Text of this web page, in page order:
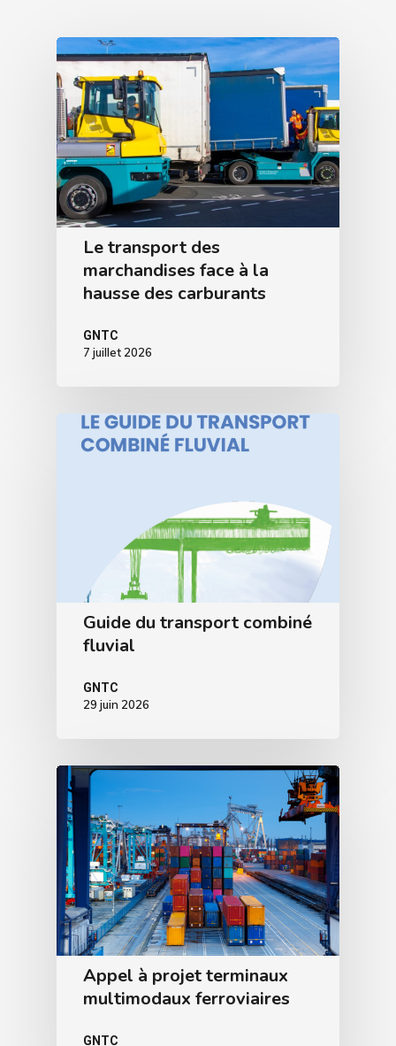
Le transport des
marchandises face à la
hausse des carburants
GNTC
7 juillet 2026
Guide du transport combiné
fluvial
GNTC
29 juin 2026
Appel à projet terminaux
multimodaux ferroviaires
GNTC